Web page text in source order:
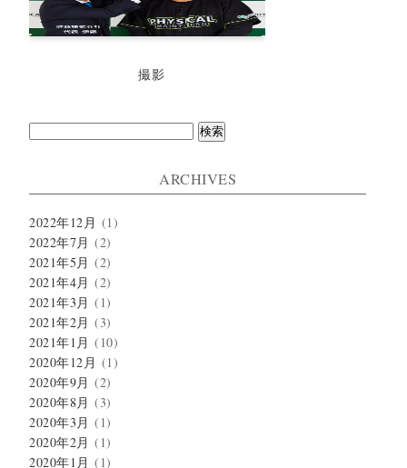
撮影
ARCHIVES
2022年12月 (1)
2022年7月 (2)
2021年5月 (2)
2021年4月 (2)
2021年3月 (1)
2021年2月 (3)
2021年1月 (10)
2020年12月 (1)
2020年9月 (2)
2020年8月 (3)
2020年3月 (1)
2020年2月 (1)
2020年1月 (1)